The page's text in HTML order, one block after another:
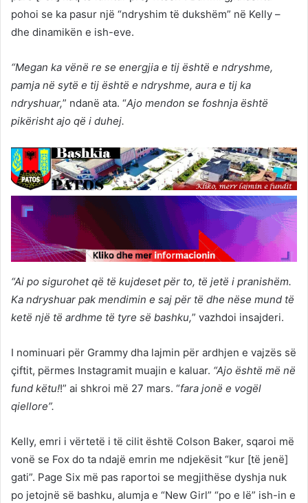
pohoi se ka pasur një “ndryshim të dukshëm” në Kelly –
dhe dinamikën e ish-eve.
“Megan ka vënë re se energjia e tij është e ndryshme,
pamja në sytë e tij është e ndryshme, aura e tij ka
ndryshuar,” ndanë ata. “Ajo mendon se foshnja është
pikërisht ajo që i duhej.
“Ai po sigurohet që të kujdeset për to, të jetë i pranishëm.
Ka ndryshuar pak mendimin e saj për të dhe nëse mund të
ketë një të ardhme të tyre së bashku,” vazhdoi insajderi.
I nominuari për Grammy dha lajmin për ardhjen e vajzës së
çiftit, përmes Instagramit muajin e kaluar. “Ajo është më në
fund këtu!!” ai shkroi më 27 mars. “fara jonë e vogël
qiellore”.
Kelly, emri i vërtetë i të cilit është Colson Baker, sqaroi më
vonë se Fox do ta ndajë emrin me ndjekësit “kur [të jenë]
gati”. Page Six më pas raportoi se megjithëse dyshja nuk
po jetojnë së bashku, alumja e “New Girl” “po e lë” ish-in e